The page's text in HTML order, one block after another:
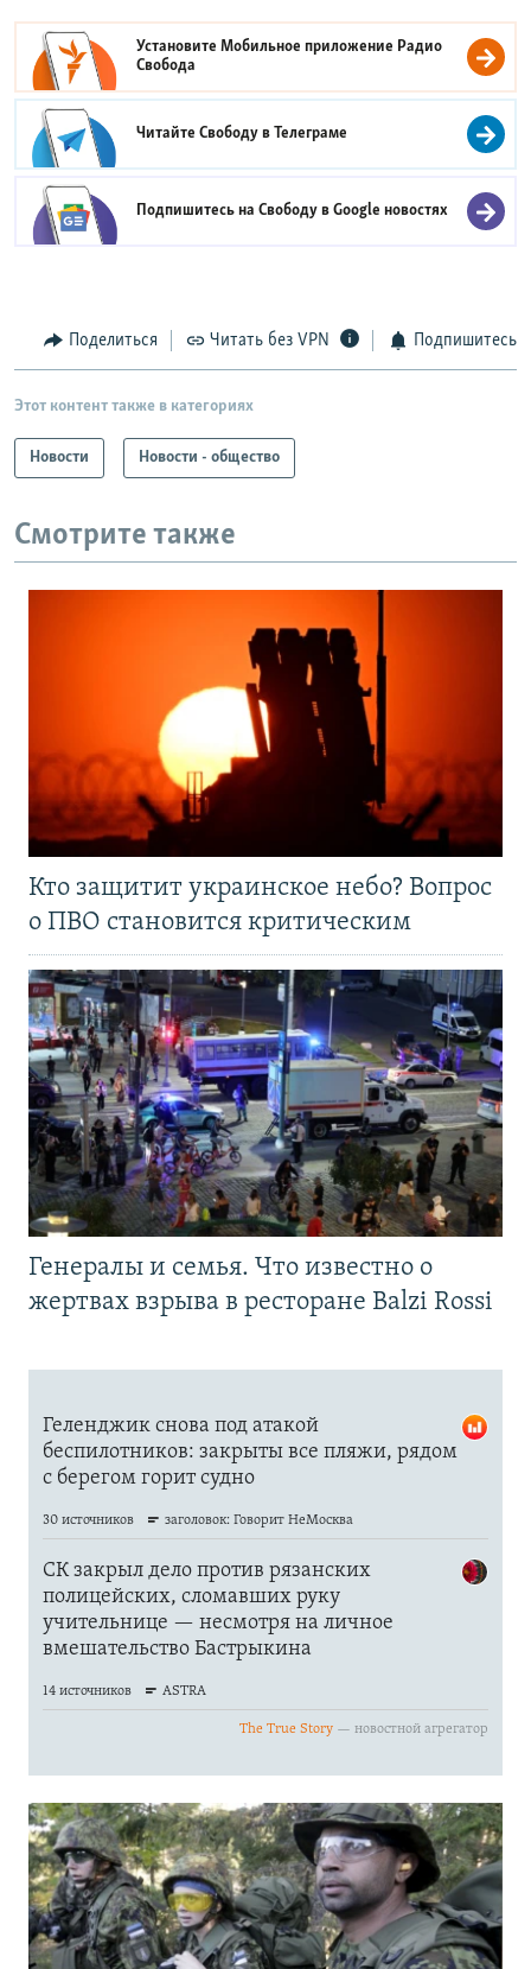
Установите Мобильное приложение Радио
Свобода
Читайте Свободу вТелеграме
Подпишитесь на Свободу вGoogle новостях
Поделиться Читать без VPN Подпишитесь
Этот контент также в категориях
Новости Новости - общество
Смотрите также
Кто защитит украинское небо? Вопрос
о ПВО становится критическим
Генералы и семья. Что известно о
жертвах взрыва в ресторане Balzi Rossi